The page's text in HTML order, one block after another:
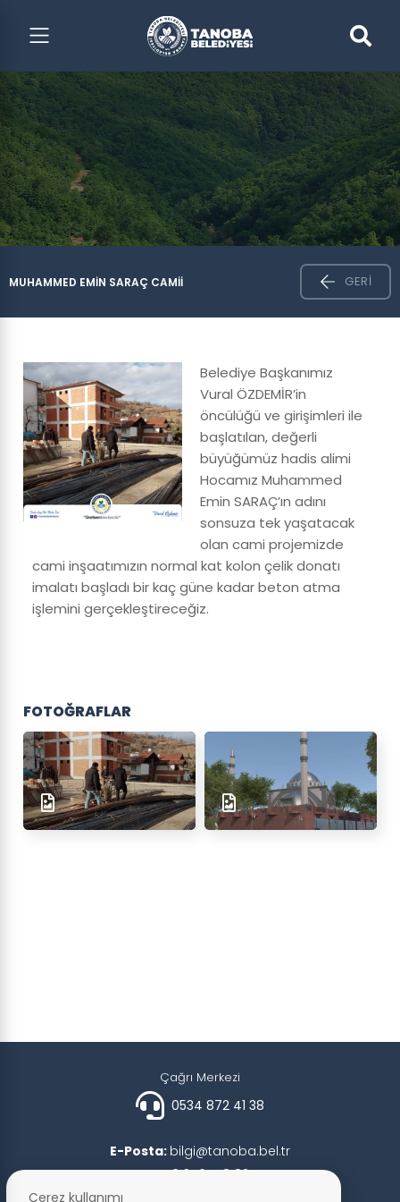
MUHAMMED EMIN SARAÇ CAMİİ GERI
Belediye Başkanımız
Vural ÖZDEMİR’in
öncülüğü ve girişimleri ile
başlatılan, değerli
büyüğümüz hadis alimi
Hocamız Muhammed
Emin SARAÇ’ın adını
sonsuza tek yaşatacak
olan cami projemizde
cami inşaatımızın normal kat kolon çelik donatı
imalatı başladı bir kaç güne kadar beton atma
işlemini gerçekleştireceğiz.
FOTOĞRAFLAR
Çağrı Merkezi
0534 872 41 38
E-Posta: bilgi@tanoba.bel.tr
Faks:0 356 778 82 57
Çerez kullanımı